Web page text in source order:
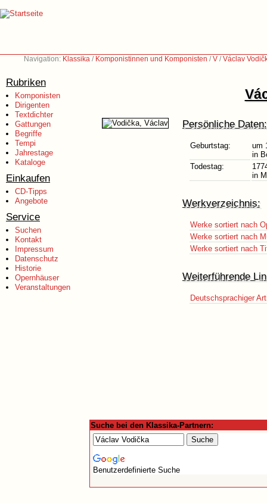
Navigation: Klassika / Komponistinnen und Komponisten /V /Václav
Rubriken
Komponisten
Dirigenten
Textdichter
Gattungen
Begriffe
Tempi
Jahrestage
Kataloge
Einkaufen
CD-Tipps
Angebote
Service
Suchen
Kontakt
Impressum
Datenschutz
Historie
Opernhäuser
Veranstaltungen
Persönliche Daten:
Geburtstag:
um
in
Todestag:
in
Werkverzeichnis:
Werke sortiert nach
Werke sortiert nach
Werke sortiert nach
Weiterführende
Deutschsprachiger
Suche bei den Klassika-Partnern:
Benutzerdefinierte Suche